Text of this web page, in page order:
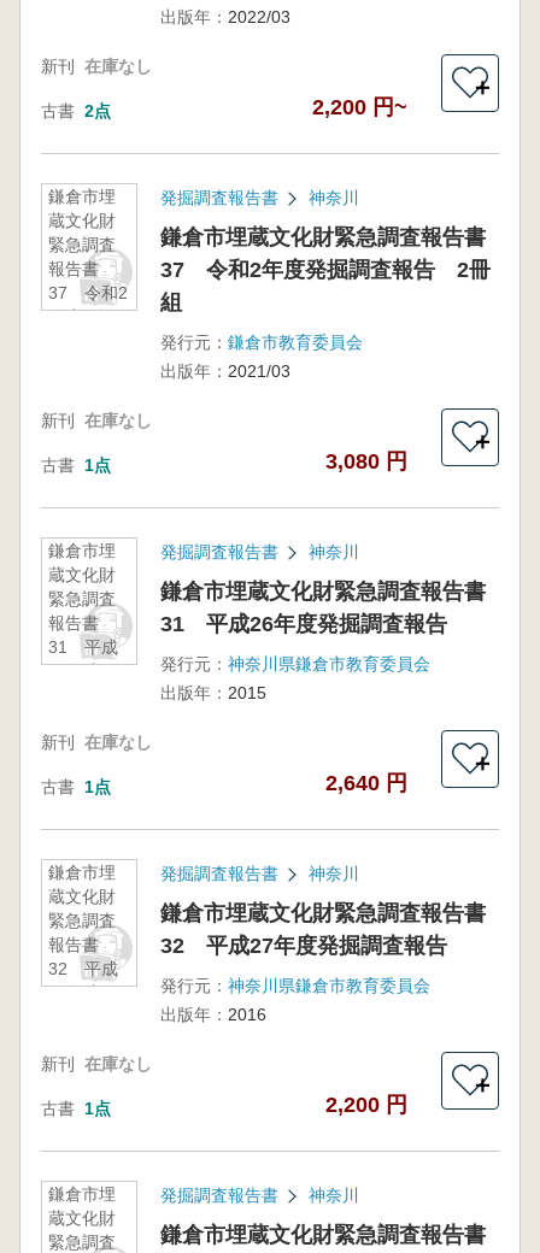
出版年： 2022/03
新刊 在庫なし
古書 2点 2,200 円~
＋
鎌倉市埋
蔵文化財
緊急調査
報告書
37 令和2
年度発掘
発掘調査報告書 神奈川
鎌倉市埋蔵文化財緊急調査報告書
37 令和2年度発掘調査報告 2冊
組
発行元： 鎌倉市教育委員会
出版年： 2021/03
新刊 在庫なし
古書 1点 3,080 円
＋
鎌倉市埋
蔵文化財
緊急調査
報告書
31 平成
26年度発
発掘調査報告書 神奈川
鎌倉市埋蔵文化財緊急調査報告書
31 平成26年度発掘調査報告
発行元： 神奈川県鎌倉市教育委員会
出版年： 2015
新刊 在庫なし
古書 1点 2,640 円
＋
鎌倉市埋
蔵文化財
緊急調査
報告書
32 平成
27年度発
発掘調査報告書 神奈川
鎌倉市埋蔵文化財緊急調査報告書
32 平成27年度発掘調査報告
発行元： 神奈川県鎌倉市教育委員会
出版年： 2016
新刊 在庫なし
古書 1点 2,200 円
＋
鎌倉市埋
蔵文化財
緊急調査
発掘調査報告書 神奈川
鎌倉市埋蔵文化財緊急調査報告書